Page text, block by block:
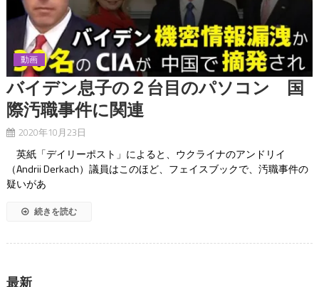
動画
バイデン息子の２台目のパソコン 国
際汚職事件に関連
2020年10月23日
英紙「デイリーポスト」によると、ウクライナのアンドリイ
（Andrii Derkach）議員はこのほど、フェイスブックで、汚職事件の
疑いがあ
続きを読む
最新